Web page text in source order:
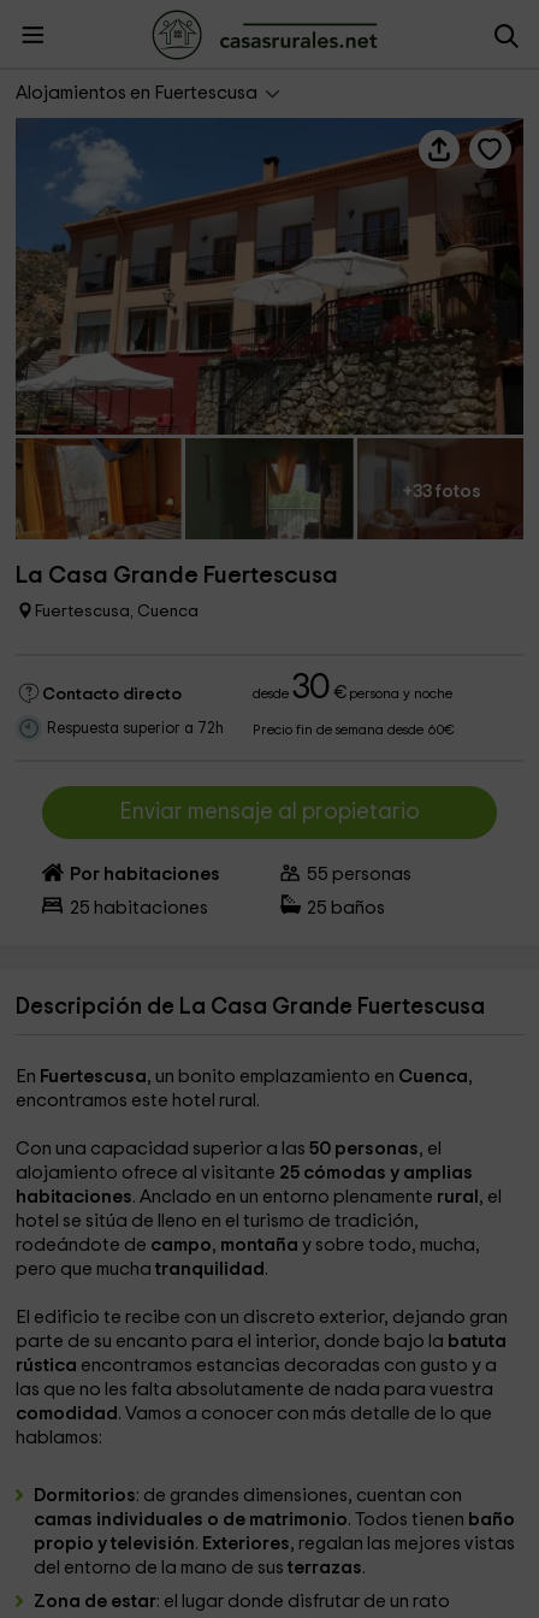
Alojamientos en Fuertescusa
La Casa Grande Fuertescusa
+33 fotos
La Casa Grande Fuertescusa
Fuertescusa, Cuenca
Contacto directo desde30 €persona y noche
Respuesta superior a 72h Precio fin de semana desde 60€
Enviar mensaje al propietario
Por habitaciones 55 personas
25 habitaciones 25 baños
Descripción de La Casa Grande Fuertescusa
En Fuertescusa, un bonito emplazamiento en Cuenca,
encontramos este hotel rural.
Con una capacidad superior a las50 personas, el
alojamiento ofrece al visitante 25 cómodas y amplias
habitaciones. Anclado en un entorno plenamente rural , el
hotel se sitúa de lleno en el turismo de tradición,
rodeándote de campo, montaña y sobre todo, mucha,
pero que muchatranquilidad .
El edificio te recibe con un discreto exterior, dejando gran
parte de su encanto para el interior, donde bajo la batuta
rústica encontramos estancias decoradas con gusto y a
las que no les falta absolutamente de nada para vuestra
comodidad . Vamos a conocer con más detalle de lo que
hablamos:
Dormitorios: de grandes dimensiones, cuentan con
camas individuales o de matrimonio. Todos tienen baño
propio y televisión. Exteriores, regalan las mejores vistas
del entorno de la mano de susterrazas.
Zona de estar: el lugar donde disfrutar de un rato